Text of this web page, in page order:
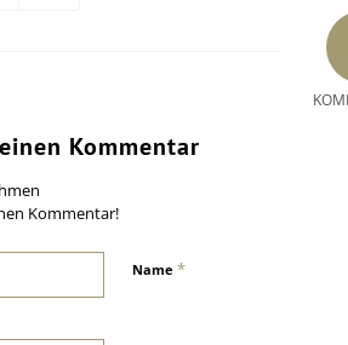
Kommentar
Kommentar!
Name *